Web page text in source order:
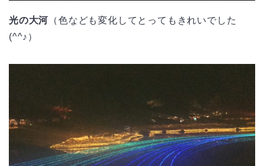
光の大河 （色なども変化してとってもきれいでした
(^^♪）